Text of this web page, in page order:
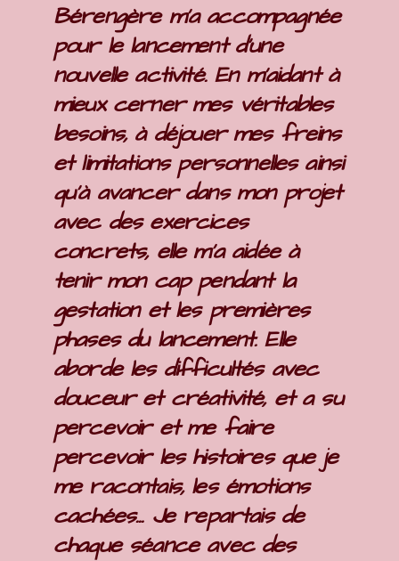
Bérengère m'a accompagnée
pour le lancement d'une
nouvelle activité. En m'aidant à
mieux cerner mes véritables
besoins, à déjouer mes freins
et limitations personnelles ainsi
qu'à avancer dans mon projet
avec des exercices
concrets, elle m'a aidée à
tenir mon cap pendant la
gestation et les premières
phases du lancement. Elle
aborde les difficultés avec
douceur et créativité, et a su
percevoir et me faire
percevoir les histoires que je
me racontais, les émotions
cachées... Je repartais de
chaque séance avec des